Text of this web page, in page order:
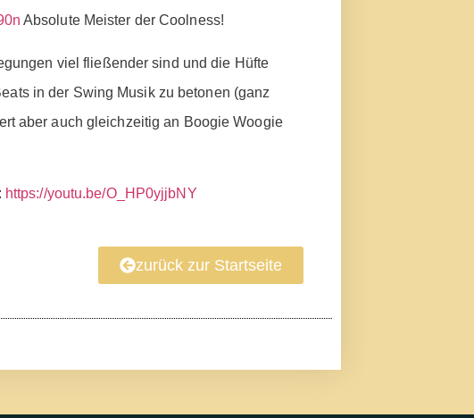
Absolute Meister der Coolness!
viel fließender sind und die Hüfte
in der Swing Musik zu betonen (ganz
aber auch gleichzeitig an Boogie Woogie
https://youtu.be/O_HP0yjjbNY
zurück zur Startseite